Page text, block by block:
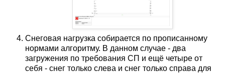
Снеговая нагрузка собирается по прописанному
нормами алгоритму. В данном случае - два
загружения по требования СП и ещё четыре от
себя - снег только слева и снег только справа для